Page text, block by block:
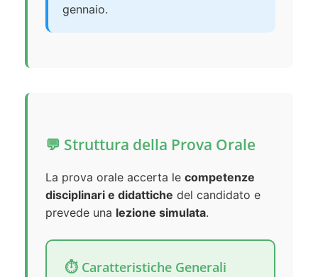
gennaio.
💬 Struttura della Prova Orale
La prova orale accerta le competenze
disciplinari e didattiche del candidato e
prevede una lezione simulata.
⏱️ Caratteristiche Generali